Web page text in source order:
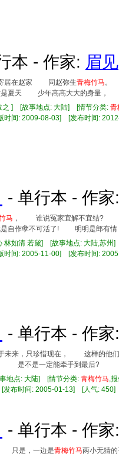
本 - 作家: 眉见
居在赵家 同赵弥生青梅竹马 。
夏天 少年高高大大的身量，
之 ] [故事地点: 大陆] [情节分类: 青
时间: 2009-08-03] [发布时间:
- 单行本 - 作
马 ， 谁说冤家宜解不宜结? 为
作孽不可活了! 明明是郎有情
林如清 若黛] [故事地点: 大陆,苏
时间: 2005-11-00] [发布时间:
- 单行本 - 作
来，只珍惜现在， 这样的他
是不是一定能牵手到最后?
地点: 大陆] [情节分类: 青梅竹马 ,
布时间: 2005-01-13] [人气:
- 单行本 - 作
只是，一边是青梅竹马两小无猜